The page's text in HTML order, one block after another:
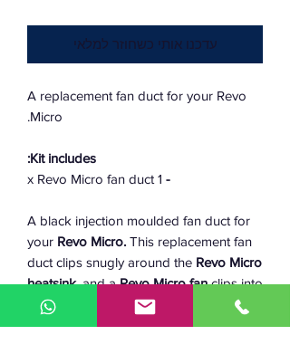
עדכנו אותי כשחוזר למלאי
A replacement fan duct for your Revo
Micro.
Kit includes:
-
A black injection moulded fan duct for
your Revo Micro. This replacement fan
duct clips snugly around the Revo Micro
heatsink, and aRevo Micro fanclips into
the other side.